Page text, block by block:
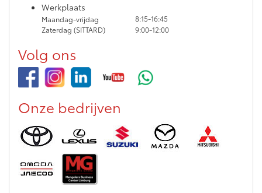
Werkplaats
Maandag-vrijdag
8:15-16:45
Zaterdag (SITTARD)
9:00-12:00
Volg ons
Onze bedrijven